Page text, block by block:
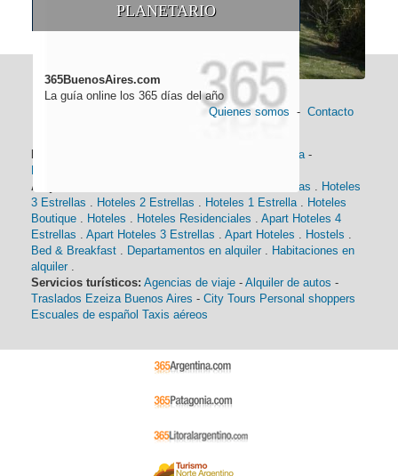
PLANETARIO
365BuenosAires.com
La guía online los 365 días del año
Quienes somos - Contacto
Historia -
Alojamiento:
Hoteles 4 Estrellas
Hoteles
3 Estrellas
Hoteles 2 Estrellas Hoteles 1 Estrella
Hoteles
Boutique
Hoteles Hoteles Residenciales
Apart Hoteles 4
Estrellas
Apart Hoteles 3 Estrellas Apart Hoteles Hostels
Bed & Breakfast
Departamentos en alquiler
Habitaciones en
alquiler
Servicios turísticos: Agencias de viaje - Alquiler de autos -
Traslados Ezeiza Buenos Aires - City Tours Personal shoppers
Escuales de español Taxis aéreos